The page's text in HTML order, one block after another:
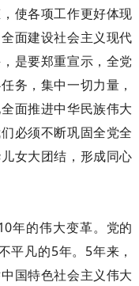
使各项工作更好体现
面建设社会主义现代
是要郑重宣示，全党
务，集中一切力量，
面推进中华民族伟大
必须不断巩固全党全
女大团结，形成同心
年的伟大变革。党的
平凡的5年。5年来，
国特色社会主义伟大